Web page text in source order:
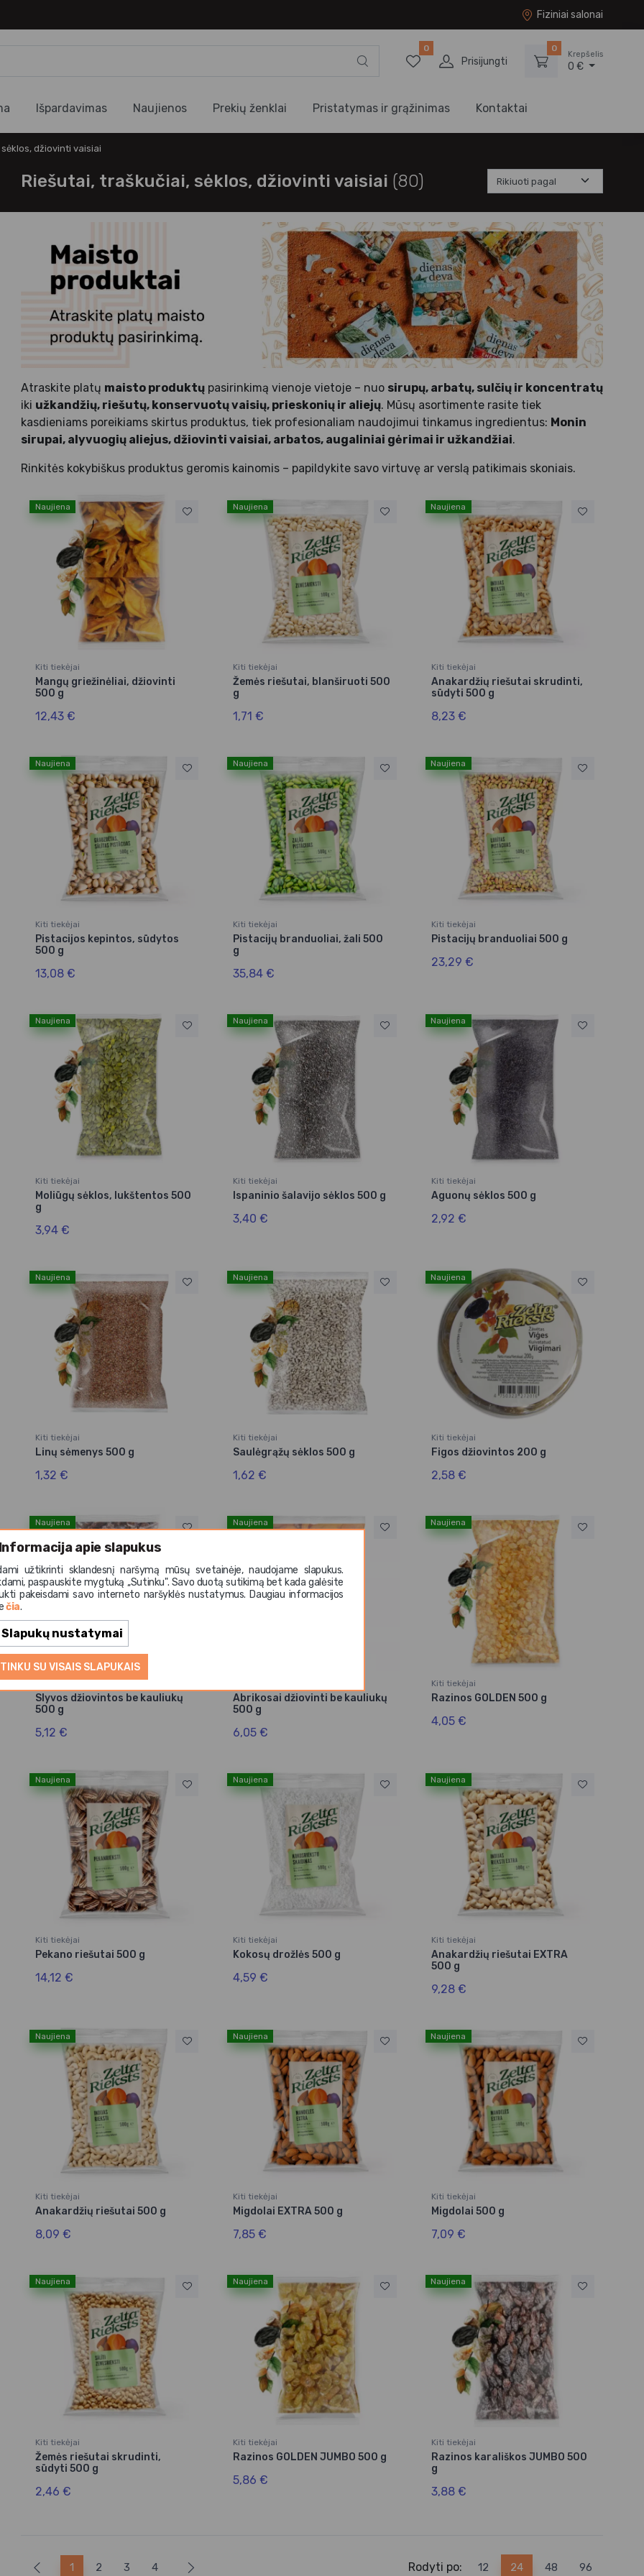
apie slapukus
užtikrinti sklandesnį naršymą mūsų svetainėje, naudojame slapukus.
paspauskite mygtuką ,,Sutinku". Savo duotą sutikimą bet kada galėsite
pakeisdami savo interneto naršyklės nustatymus. Daugiau informacijos
čia.
Slapukų nustatymai
SU VISAIS SLAPUKAIS
Fiziniai salonai
0
Prisijungti
0
Krepšelis
0 €
Išpardavimas Naujienos Prekių ženklai Pristatymas ir grąžinimas Kontaktai
džiovinti vaisiai
Riešutai, traškučiai, sėklos, džiovinti vaisiai (80)
Atraskite platų maisto produktų pasirinkimą vienoje vietoje – nuo sirupų, arbatų, sulčių ir koncentratų
iki užkandžių, riešutų, konservuotų vaisių, prieskonių ir aliejų. Mūsų asortimente rasite tiek
kasdieniams poreikiams skirtus produktus, tiek profesionaliam naudojimui tinkamus ingredientus: Monin
sirupai, alyvuogių aliejus, džiovinti vaisiai, arbatos, augaliniai gėrimai ir užkandžiai.
Rinkitės kokybiškus produktus geromis kainomis – papildykite savo virtuvę ar verslą patikimais skoniais.
Naujiena
Kiti tiekėjai
Mangų griežinėliai, džiovinti
500 g
12,43 €
Naujiena
Kiti tiekėjai
Žemės riešutai, blanširuoti 500
g
1,71 €
Naujiena
Kiti tiekėjai
Anakardžių riešutai skrudinti,
sūdyti 500 g
8,23 €
Naujiena
Kiti tiekėjai
Pistacijos kepintos, sūdytos
500 g
13,08 €
Naujiena
Kiti tiekėjai
Pistacijų branduoliai, žali 500
g
35,84 €
Naujiena
Kiti tiekėjai
Pistacijų branduoliai 500 g
23,29 €
Naujiena
Kiti tiekėjai
Moliūgų sėklos, lukštentos 500
g
3,94 €
Naujiena
Kiti tiekėjai
Ispaninio šalavijo sėklos 500 g
3,40 €
Naujiena
Kiti tiekėjai
Aguonų sėklos 500 g
2,92 €
Naujiena
Kiti tiekėjai
Linų sėmenys 500 g
1,32 €
Naujiena
Kiti tiekėjai
Saulėgrąžų sėklos 500 g
1,62 €
Naujiena
Kiti tiekėjai
Figos džiovintos 200 g
2,58 €
Naujiena
Kiti tiekėjai
Slyvos džiovintos be kauliukų
500 g
5,12 €
Naujiena
Abrikosai džiovinti be kauliukų
500 g
6,05 €
Naujiena
Kiti tiekėjai
Razinos GOLDEN 500 g
4,05 €
Naujiena
Kiti tiekėjai
Pekano riešutai 500 g
14,12 €
Naujiena
Kiti tiekėjai
Kokosų drožlės 500 g
4,59 €
Naujiena
Kiti tiekėjai
Anakardžių riešutai EXTRA
500 g
9,28 €
Naujiena
Kiti tiekėjai
Anakardžių riešutai 500 g
8,09 €
Naujiena
Kiti tiekėjai
Migdolai EXTRA 500 g
7,85 €
Naujiena
Kiti tiekėjai
Migdolai 500 g
7,09 €
Naujiena
Kiti tiekėjai
Žemės riešutai skrudinti,
sūdyti 500 g
2,46 €
Naujiena
Kiti tiekėjai
Razinos GOLDEN JUMBO 500 g
5,86 €
Naujiena
Kiti tiekėjai
Razinos karališkos JUMBO 500
g
3,88 €
1 2 3 4 Rodyti po: 12 24 48 96